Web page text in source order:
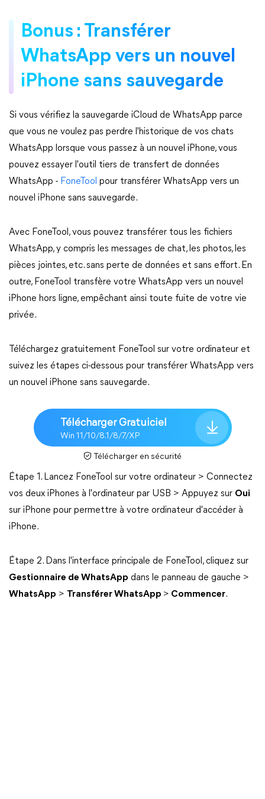
Bonus : Transférer
WhatsApp vers un nouvel
iPhone sans sauvegarde
Si vous vérifiez la sauvegarde iCloud de WhatsApp parce
que vous ne voulez pas perdre l'historique de vos chats
WhatsApp lorsque vous passez à un nouvel iPhone, vous
pouvez essayer l'outil tiers de transfert de données
WhatsApp - FoneTool pour transférer WhatsApp vers un
nouvel iPhone sans sauvegarde.
Avec FoneTool, vous pouvez transférer tous les fichiers
WhatsApp, y compris les messages de chat, les photos, les
pièces jointes, etc. sans perte de données et sans effort. En
outre, FoneTool transfère votre WhatsApp vers un nouvel
iPhone hors ligne, empêchant ainsi toute fuite de votre vie
privée.
Téléchargez gratuitement FoneTool sur votre ordinateur et
suivez les étapes ci-dessous pour transférer WhatsApp vers
un nouvel iPhone sans sauvegarde.
Télécharger Gratuiciel
Win 11/10/8.1/8/7/XP
Télécharger en sécurité
Étape 1. Lancez FoneTool sur votre ordinateur > Connectez
vos deux iPhones à l'ordinateur par USB > Appuyez sur Oui
sur iPhone pour permettre à votre ordinateur d'accéder à
iPhone.
Étape 2. Dans l'interface principale de FoneTool, cliquez sur
Gestionnaire de WhatsApp dans le panneau de gauche >
WhatsApp > Transférer WhatsApp > Commencer.